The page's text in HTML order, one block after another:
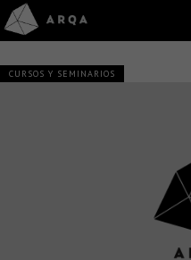
CURSOS Y SEMINARIOS